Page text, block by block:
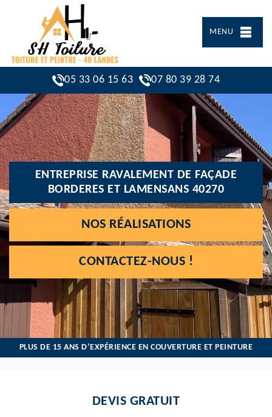
MENU
05 33 06 15 63 07 80 39 28 74
ENTREPRISE RAVALEMENT DE FAÇADE
BORDERES ET LAMENSANS 40270
NOS RÉALISATIONS
CONTACTEZ-NOUS !
PLUS DE 15 ANS D’EXPÉRIENCE EN COUVERTURE ET PEINTURE
DEVIS GRATUIT